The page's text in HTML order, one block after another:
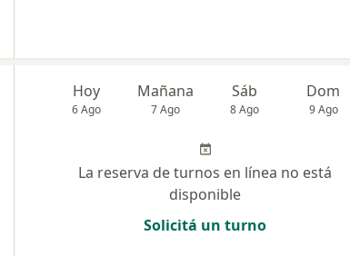
Hoy
6 Ago
Mañana
7 Ago
Sáb
8 Ago
Dom
9 Ago
La reserva de turnos en línea no está
disponible
Solicitá un turno